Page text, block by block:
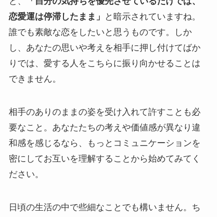
恋愛運は停滞したまま」
と暗示されていますね。
誰でも素敵な恋をしたいと思うものです。しか
し、あなたの思いや考えを相手に押し付けてばか
りでは、愛する人をこちらに振り向かせることは
できません。
相手のありのままの姿を受け入れて許すことも必
要なこと。あなたたちの考えや価値感が異なり違
和感を感じるなら、もっとコミュニケーションを
密にしてお互いを理解することから始めてみてく
ださい。
日頃の生活の中で些細なことでも構いません。ち